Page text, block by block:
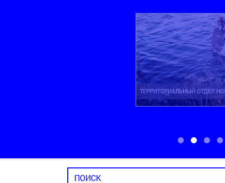
ТЕРРИТОРИАЛЬНЫЙ ОТДЕЛ